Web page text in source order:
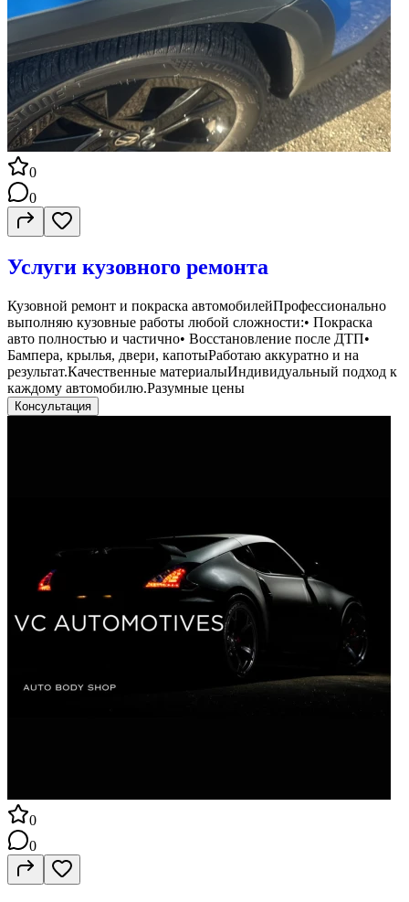
0
0
Услуги кузовного ремонта
Кузовной ремонт и покраска автомобилейПрофессионально
выполняю кузовные работы любой сложности:• Покраска
авто полностью и частично• Восстановление после ДТП•
Бампера, крылья, двери, капотыРаботаю аккуратно и на
результат.Качественные материалыИндивидуальный подход к
каждому автомобилю.Разумные цены
Консультация
0
0